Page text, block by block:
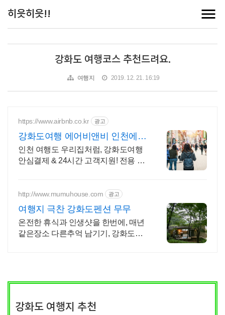
히읏히읏!!
강화도 여행코스 추천드려요.
여행지 2019. 12. 21. 16:19
https://www.airbnb.co.kr 광고
강화도여행 에어비앤비 인천에서
살아보기
인천 여행도 우리집처럼, 강화도여행
안심결제 & 24시간 고객지원! 전용 테
http://www.mumuhouse.com 광고
여행지 극찬 강화도펜션 무무
온전한 휴식과 인생샷을 한번에, 매년
같은장소 다른추억 남기기, 강화도여
강화도 여행지 추천